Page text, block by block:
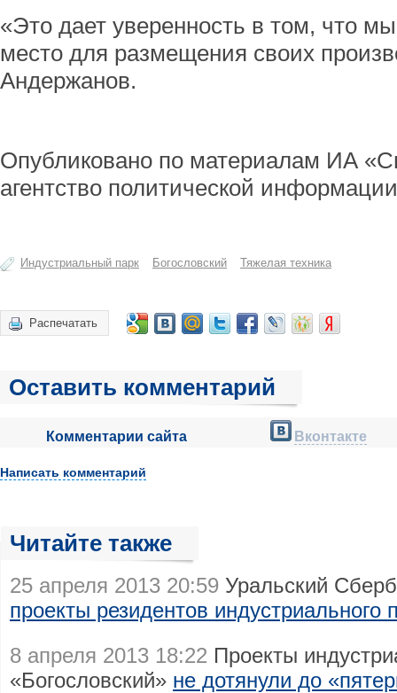
«Это дает уверенность в том, что
место для размещения своих
Андержанов.
Опубликовано по материалам ИА
агентство политической
Индустриальный парк Богословский Тяжелая техника
Распечатать
Оставить комментарий
Комментарии сайта Вконтакте
Написать комментарий
Читайте также
25 апреля 2013 20:59 Уральский
проекты резидентов индустриального
8 апреля 2013 18:22 Проекты
«Богословский» не дотянули до